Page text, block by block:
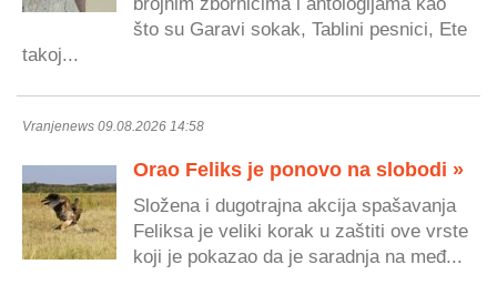
što su Garavi sokak, Tablini pesnici, Ete
takoj...
Vranjenews 09.08.2026 14:58
Orao Feliks je ponovo na slobodi »
Složena i dugotrajna akcija spašavanja
Feliksa je veliki korak u zaštiti ove vrste
koji je pokazao da je saradnja na međ...